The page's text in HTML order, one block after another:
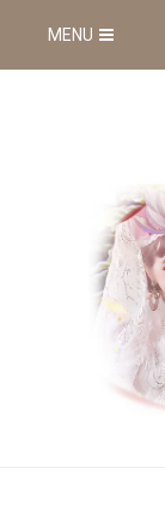
MENU